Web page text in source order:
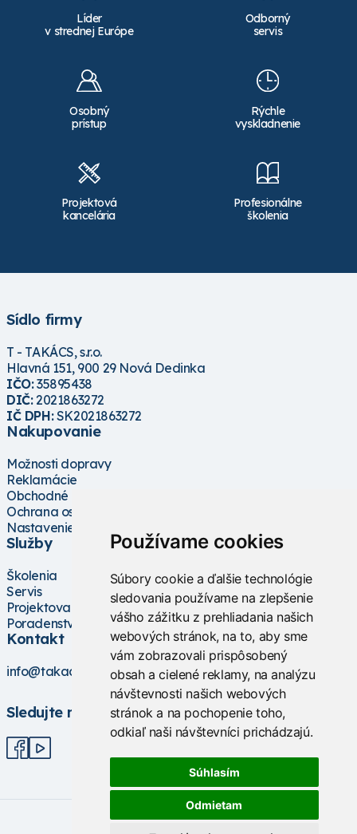
Používame cookies
Súbory cookie a ďalšie technológie
sledovania používame na zlepšenie
vášho zážitku z prehliadania našich
webových stránok, na to, aby sme
vám zobrazovali prispôsobený
obsah a cielené reklamy, na analýzu
návštevnosti našich webových
stránok a na pochopenie toho,
odkiaľ naši návštevníci prichádzajú.
Súhlasím
Odmietam
Líder
v strednej Európe
Odborný
servis
Osobný
prístup
Rýchle
vyskladnenie
Projektová
kancelária
Profesionálne
školenia
Sídlo firmy
T - TAKÁCS, s.r.o.
Hlavná 151, 900 29 Nová Dedinka
IČO:35895438
DIČ:2021863272
IČ DPH:SK2021863272
Nakupovanie
Možnosti dopravy
Reklamácie
Obchodné podmienky
Ochrana osobných údajov
Nastavenie cookies
Služby
Školenia
Servis
Projektovanie
Poradenstvo
Kontakt
info@takacs.sk
Sledujte nás